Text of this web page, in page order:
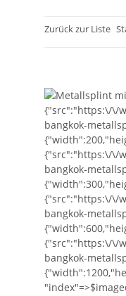
Zurück zur Liste
{"src":"https:\/\/
bangkok-
{"src":"https:\/\/
bangkok-
{"src":"https:\/\/
bangkok-
{"src":"https:\/\/
bangkok-